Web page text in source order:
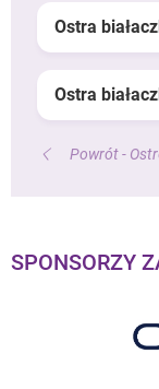
Ostra
Ostra
Powrót -
SPONSORZY